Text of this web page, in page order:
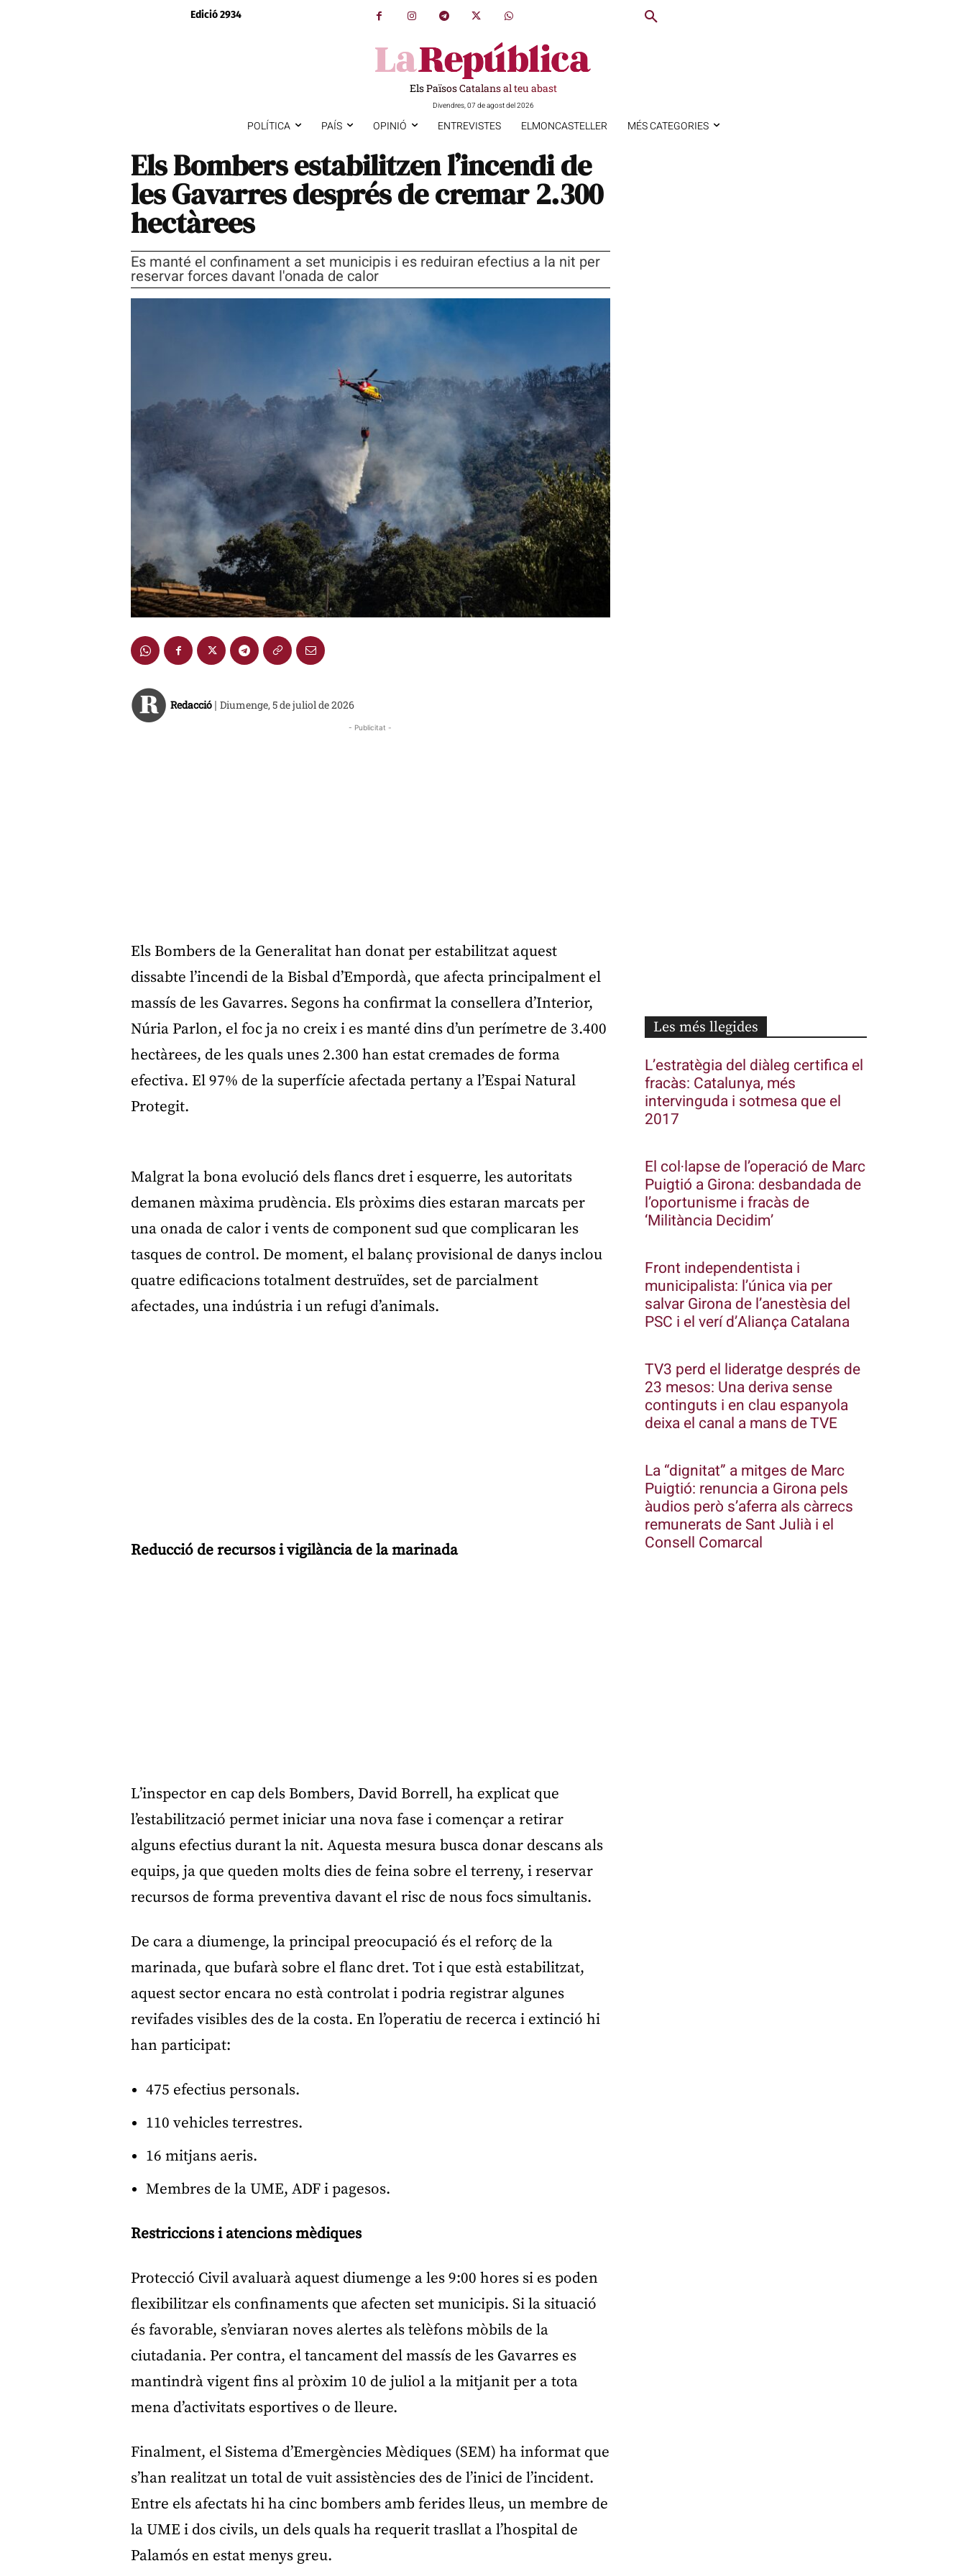
Edició 2934
Els Països Catalans al teu abast
Divendres, 07 de agost del 2026
POLÍTICA PAÍS OPINIÓ ENTREVISTES ELMONCASTELLER MÉS CATEGORIES
Els Bombers estabilitzen l’incendi de
les Gavarres després de cremar 2.300
hectàrees
Es manté el confinament a set municipis i es reduiran efectius a la nit per
reservar forces davant l'onada de calor
Redacció | Diumenge, 5 de juliol de 2026
- Publicitat -
Els Bombers de la Generalitat han donat per estabilitzat aquest
dissabte l’incendi de la Bisbal d’Empordà, que afecta principalment el
massís de les Gavarres. Segons ha confirmat la consellera d’Interior,
Núria Parlon, el foc ja no creix i es manté dins d’un perímetre de 3.400
hectàrees, de les quals unes 2.300 han estat cremades de forma
efectiva. El 97% de la superfície afectada pertany a l’Espai Natural
Protegit.
Malgrat la bona evolució dels flancs dret i esquerre, les autoritats
demanen màxima prudència. Els pròxims dies estaran marcats per
una onada de calor i vents de component sud que complicaran les
tasques de control. De moment, el balanç provisional de danys inclou
quatre edificacions totalment destruïdes, set de parcialment
afectades, una indústria i un refugi d’animals.
Reducció de recursos i vigilància de la marinada
L’inspector en cap dels Bombers, David Borrell, ha explicat que
l’estabilització permet iniciar una nova fase i començar a retirar
alguns efectius durant la nit. Aquesta mesura busca donar descans als
equips, ja que queden molts dies de feina sobre el terreny, i reservar
recursos de forma preventiva davant el risc de nous focs simultanis.
De cara a diumenge, la principal preocupació és el reforç de la
marinada, que bufarà sobre el flanc dret. Tot i que està estabilitzat,
aquest sector encara no està controlat i podria registrar algunes
revifades visibles des de la costa. En l’operatiu de recerca i extinció hi
han participat:
475 efectius personals.
110 vehicles terrestres.
16 mitjans aeris.
Membres de la UME, ADF i pagesos.
Restriccions i atencions mèdiques
Protecció Civil avaluarà aquest diumenge a les 9:00 hores si es poden
flexibilitzar els confinaments que afecten set municipis. Si la situació
és favorable, s’enviaran noves alertes als telèfons mòbils de la
ciutadania. Per contra, el tancament del massís de les Gavarres es
mantindrà vigent fins al pròxim 10 de juliol a la mitjanit per a tota
mena d’activitats esportives o de lleure.
Finalment, el Sistema d’Emergències Mèdiques (SEM) ha informat que
s’han realitzat un total de vuit assistències des de l’inici de l’incident.
Entre els afectats hi ha cinc bombers amb ferides lleus, un membre de
la UME i dos civils, un dels quals ha requerit trasllat a l’hospital de
Palamós en estat menys greu.
Les més llegides
L’estratègia del diàleg certifica el
fracàs: Catalunya, més
intervinguda i sotmesa que el
2017
El col·lapse de l’operació de Marc
Puigtió a Girona: desbandada de
l’oportunisme i fracàs de
‘Militància Decidim’
Front independentista i
municipalista: l’única via per
salvar Girona de l’anestèsia del
PSC i el verí d’Aliança Catalana
TV3 perd el lideratge després de
23 mesos: Una deriva sense
continguts i en clau espanyola
deixa el canal a mans de TVE
La “dignitat” a mitges de Marc
Puigtió: renuncia a Girona pels
àudios però s’aferra als càrrecs
remunerats de Sant Julià i el
Consell Comarcal